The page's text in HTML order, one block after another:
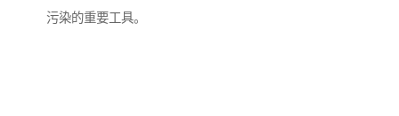
污染的重要工具。